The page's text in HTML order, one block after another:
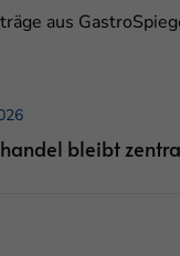
aus
bleibt